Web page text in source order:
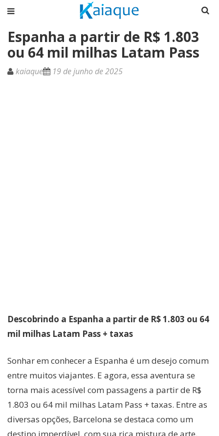
Espanha a partir de R$ 1.803
ou 64 mil milhas Latam Pass
kaiaque 19 de junho de 2025
Descobrindo a Espanha a partir de R$ 1.803 ou 64
mil milhas Latam Pass + taxas
Sonhar em conhecer a Espanha é um desejo comum
entre muitos viajantes. E agora, essa aventura se
torna mais acessível com passagens a partir de R$
1.803 ou 64 mil milhas Latam Pass + taxas. Entre as
diversas opções, Barcelona se destaca como um